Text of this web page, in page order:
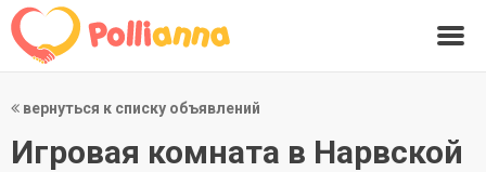
вернуться к списку объявлений
Игровая комната в Нарвской